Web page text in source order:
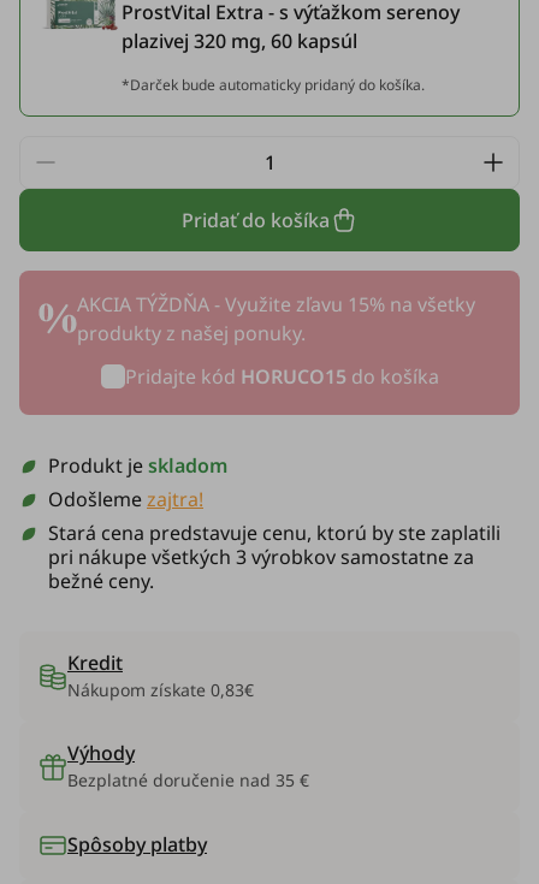
ProstVital Extra - s výťažkom serenoy
plazivej 320 mg, 60 kapsúl
*Darček bude automaticky pridaný do košíka.
Pridať do košíka
AKCIA TÝŽDŇA - Využite zľavu 15% na všetky
produkty z našej ponuky.
Pridajte kód HORUCO15 do košíka
Produkt jeskladom
Odošlemezajtra!
Stará cena predstavuje cenu, ktorú by ste zaplatili
pri nákupe všetkých 3 výrobkov samostatne za
bežné ceny.
Kredit
Nákupom získate 0,83€
Výhody
Bezplatné doručenie nad 35 €
Spôsoby platby